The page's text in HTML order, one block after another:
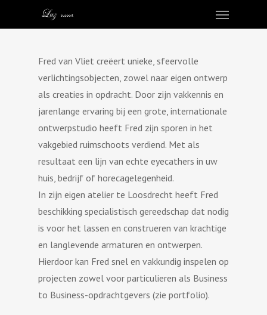
Fred van Vliet creëert unieke, sfeervolle
verlichtingsobjecten, zowel naar eigen ontwerp
als creaties in opdracht. Door zijn vakkennis en
jarenlange ervaring bij een grote, internationale
ontwerpstudio heeft Fred zijn sporen in het
vakgebied ruimschoots verdiend. Met als
resultaat een lijn van echte eyecathers in uw
huis, bedrijf of horecagelegenheid.
In zijn eigen atelier te Loosdrecht heeft Fred
beschikking specialistisch gereedschap dat nodig
is voor het lassen en construeren van krachtige
en langlevende armaturen en ontwerpen.
Hierdoor kan Fred snel en vakkundig inspelen op
projecten zowel voor particulieren als Business
to Business-opdrachtgevers (zie portfolio).